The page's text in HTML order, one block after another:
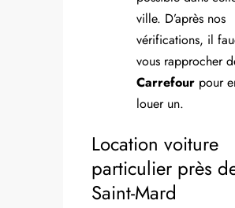
ville. D’après nos
vérifications, il
vous rapprocher
Carrefour pour
louer un.
Location voiture
particulier près
Saint-Mard